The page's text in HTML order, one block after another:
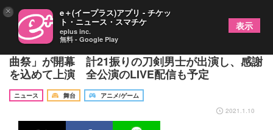
「ミュージカル『刀剣乱舞』 五周年記念 壽 乱舞音
曲祭」が開幕 計21振りの刀剣男士が出演し、感謝
を込めて上演 全公演のLIVE配信も予定
ニュース 舞台
アニメ/ゲーム
2021.1.10
× e＋(イープラス)アプリ - チケッ
ト・ニュース・スマチケ
eplus inc.
無料 - Google Play
表示